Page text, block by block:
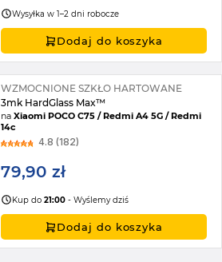
Wysyłka w 1–2 dni robocze
Dodaj do koszyka
WZMOCNIONE SZKŁO HARTOWANE
3mk HardGlass Max™
naXiaomi POCO C75 / Redmi A4 5G / Redmi
14c
4.8 (182)
79,90 zł
Kup do21:00 - Wyślemy dziś
Dodaj do koszyka